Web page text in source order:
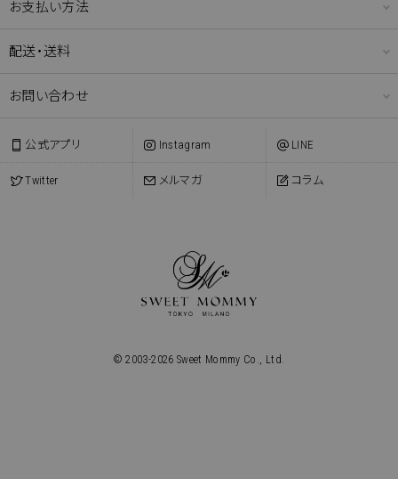
お支払い方法
配送・送料
お問い合わせ
公式アプリ Instagram LINE
Twitter メルマガ コラム
© 2003-2026 Sweet Mommy Co., Ltd.